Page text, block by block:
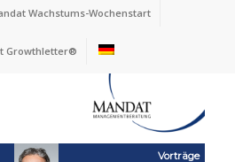
Wachstums-Wochenstart
Growthletter®
Vorträge